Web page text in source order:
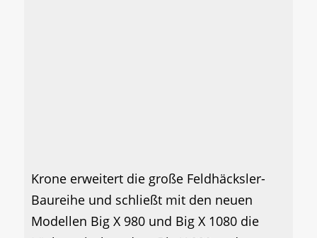
Krone erweitert die große Feldhäcksler-
Baureihe und schließt mit den neuen
Modellen Big X 980 und Big X 1080 die